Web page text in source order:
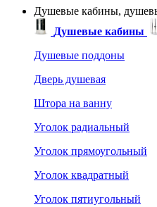
Душевые кабины,
Душевые кабины
Душевые поддоны
Дверь душевая
Штора на ванну
Уголок радиальный
Уголок прямоугольный
Уголок квадратный
Уголок пятиугольный